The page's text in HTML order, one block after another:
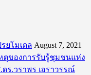
ยโมเดล August 7, 2021
ตุของการรับรู้ชุมชนแห่ง
ร.วราพร เอราวรรณ์